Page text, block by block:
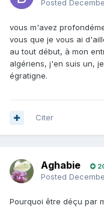
Posted
vous m'avez
vous que je vous ai
au tout début, à mon
algériens, j'en suis un,
égratigne.
Citer
Aghabie
Posted
Pourquoi être déçu par